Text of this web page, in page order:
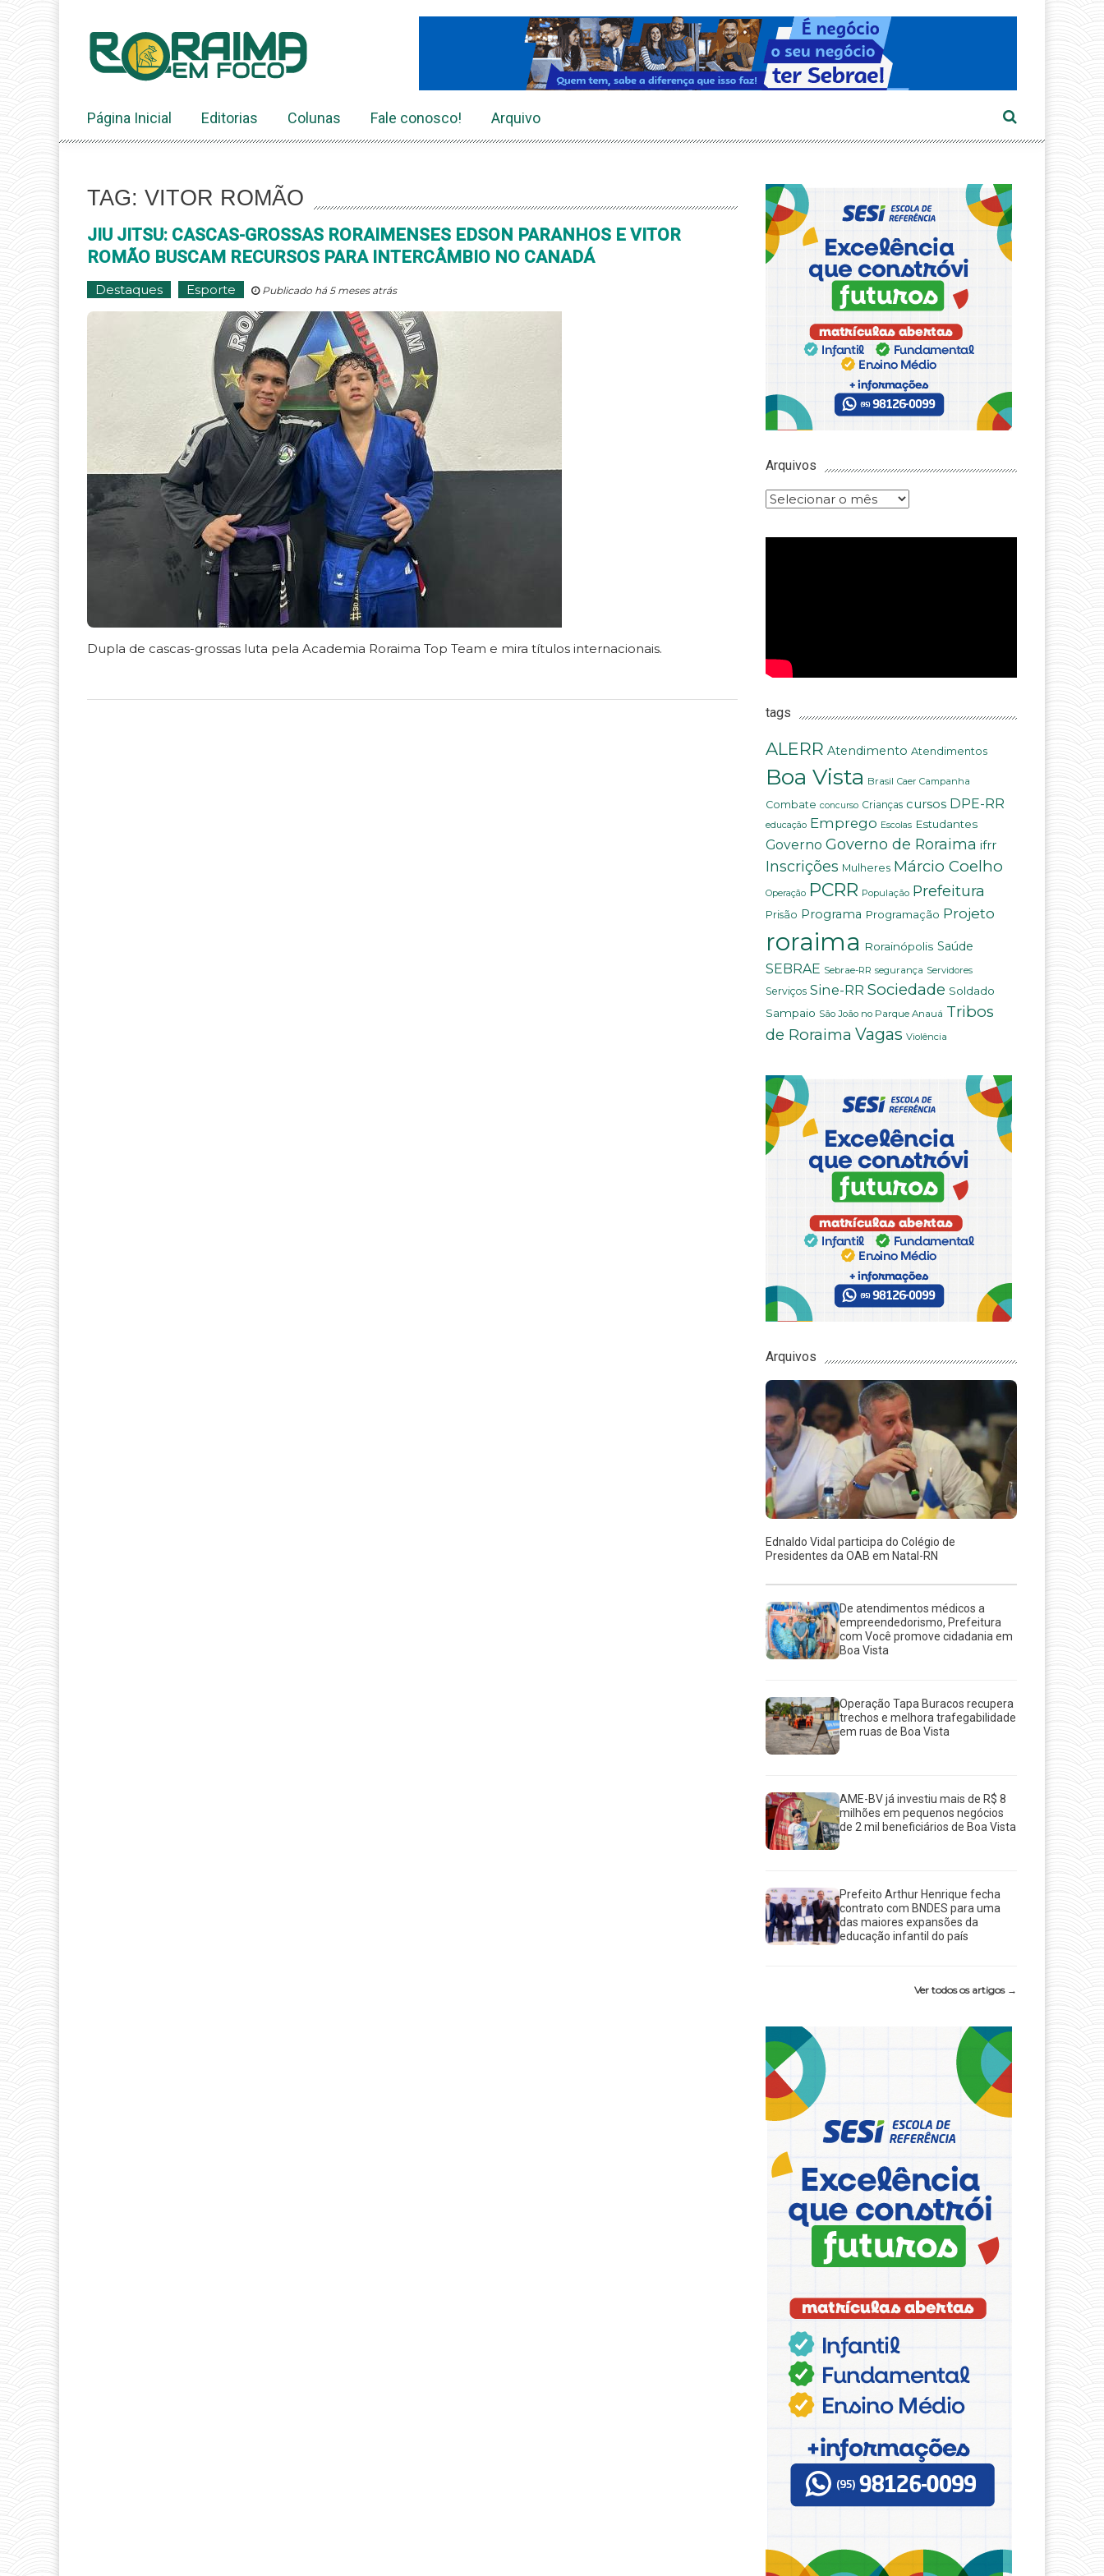
conteúdo
Página Inicial Editorias Colunas Fale conosco! Arquivo
TAG: VITOR ROMÃO
JIU JITSU: CASCAS-GROSSAS RORAIMENSES EDSON PARANHOS E VITOR
ROMÃO BUSCAM RECURSOS PARA INTERCÂMBIO NO CANADÁ
Destaques Esporte Publicado há 5 meses atrás
Dupla de cascas-grossas luta pela Academia Roraima Top Team e mira títulos internacionais.
Arquivos
Arquivos
tags
ALERR Atendimento Atendimentos
Boa Vista Brasil Caer Campanha
Combate concurso Crianças cursos DPE-RR
educação Emprego Escolas Estudantes
Governo Governo de Roraima ifrr
Inscrições Mulheres Márcio Coelho
Operação PCRR População Prefeitura
Prisão Programa Programação Projeto
roraima Rorainópolis Saúde
SEBRAE Sebrae-RR segurança Servidores
Serviços Sine-RR Sociedade Soldado
Sampaio São João no Parque Anauá Tribos
de Roraima Vagas Violência
Arquivos
Ednaldo Vidal participa do Colégio de
Presidentes da OAB em Natal-RN
De atendimentos médicos a
empreendedorismo, Prefeitura
com Você promove cidadania em
Boa Vista
Operação Tapa Buracos recupera
trechos e melhora trafegabilidade
em ruas de Boa Vista
AME-BV já investiu mais de R$ 8
milhões em pequenos negócios
de 2 mil beneficiários de Boa Vista
Prefeito Arthur Henrique fecha
contrato com BNDES para uma
das maiores expansões da
educação infantil do país
Ver todos os artigos →